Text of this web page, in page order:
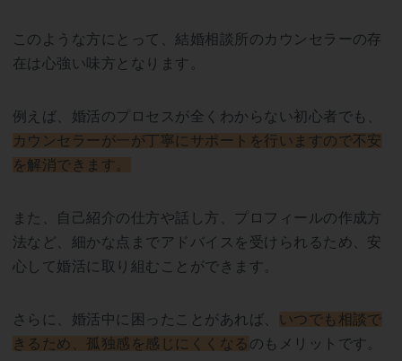
このような方にとって、結婚相談所のカウンセラーの存
在は心強い味方となります。
例えば、婚活のプロセスが全くわからない初心者でも、
カウンセラーが一が丁寧にサポートを行いますので不安
を解消できます。
また、自己紹介の仕方や話し方、プロフィールの作成方
法など、細かな点までアドバイスを受けられるため、安
心して婚活に取り組むことができます。
さらに、婚活中に困ったことがあれば、
いつでも相談で
きるため、孤独感を感じにくくなる のもメリットです。